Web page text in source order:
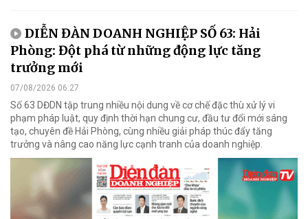
DIỄN ĐÀN DOANH NGHIỆP SỐ 63: Hải
Phòng: Đột phá từ những động lực tăng
trưởng mới
07/08/2026 06:27
Số 63 DĐDN tập trung nhiều nội dung về cơ chế đặc thù xử lý vi
phạm pháp luật, quy định thời hạn chung cư, đầu tư đổi mới sáng
tạo, chuyên đề Hải Phòng, cùng nhiều giải pháp thúc đẩy tăng
trưởng và nâng cao năng lực cạnh tranh của doanh nghiệp.